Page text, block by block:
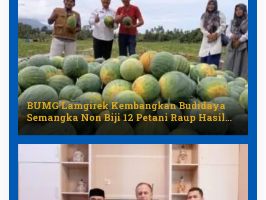
BUMG Lamgirek Kembangkan Budidaya
Semangka Non Biji 12 Petani Raup Hasil